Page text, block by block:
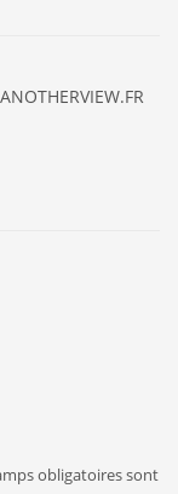
obligatoires sont